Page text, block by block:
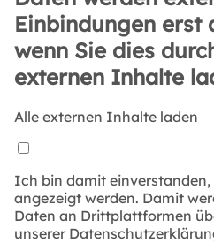
Einbindungen erst
wenn Sie dies
externen Inhalte
Alle externen Inhalte laden
Ich bin damit
angezeigt werden. Damit
Daten an Drittplattformen
unserer